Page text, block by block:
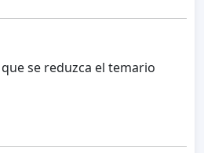
se reduzca el temario